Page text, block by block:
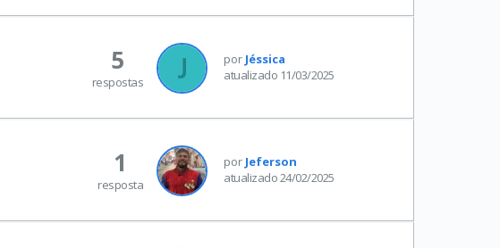
por Jéssica
atualizado 11/03/2025
5
respostas
por Jeferson
atualizado 24/02/2025
1
resposta